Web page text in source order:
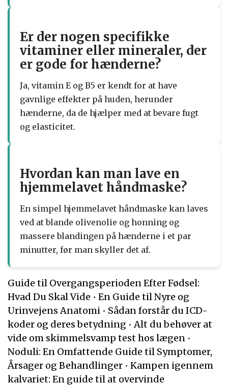
Er der nogen specifikke
vitaminer eller mineraler, der
er gode for hænderne?
Ja, vitamin E og B5 er kendt for at have
gavnlige effekter på huden, herunder
hænderne, da de hjælper med at bevare fugt
og elasticitet.
Hvordan kan man lave en
hjemmelavet håndmaske?
En simpel hjemmelavet håndmaske kan laves
ved at blande olivenolie og honning og
massere blandingen på hænderne i et par
minutter, før man skyller det af.
Guide til Overgangsperioden Efter Fødsel:
Hvad Du Skal Vide • En Guide til Nyre og
Urinvejens Anatomi • Sådan forstår du ICD-
koder og deres betydning •Alt du behøver at
vide om skimmelsvamp test hos lægen •
Noduli: En Omfattende Guide til Symptomer,
Årsager og Behandlinger • Kampen igennem
kalvariet: En guide til at overvinde